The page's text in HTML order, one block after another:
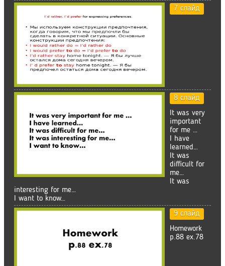
7 слайд
8 слайд
It was very
important
for me …
I have
learned…
It was
difficult for
me…
It was
interesting for me…
I want to know…
9 слайд
Homework
p.88 ex.78